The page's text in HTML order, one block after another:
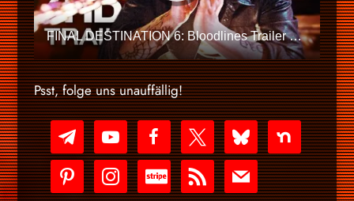
FINAL DESTINATION 6: Bloodlines Trailer German Deutsch (2025)
Psst, folge uns unauffällig!
telegramyoutube-
play
facebookx blueskynextdoor
pinterestinstagram
cc-
stripe
rss mail